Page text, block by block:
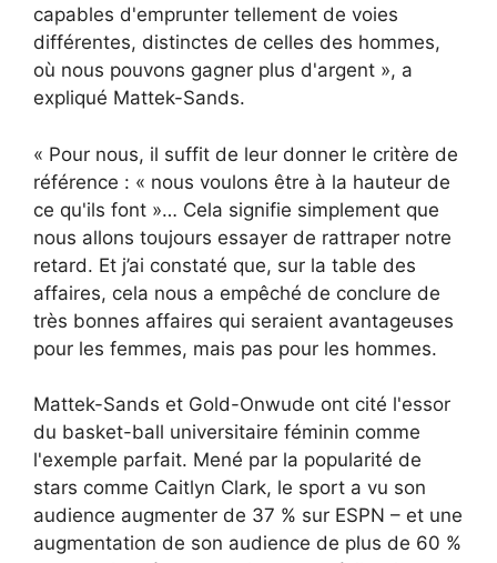
capables d'emprunter tellement de voies
différentes, distinctes de celles des hommes,
où nous pouvons gagner plus d'argent », a
expliqué Mattek-Sands.
« Pour nous, il suffit de leur donner le critère de
référence : « nous voulons être à la hauteur de
ce qu'ils font »… Cela signifie simplement que
nous allons toujours essayer de rattraper notre
retard. Et j’ai constaté que, sur la table des
affaires, cela nous a empêché de conclure de
très bonnes affaires qui seraient avantageuses
pour les femmes, mais pas pour les hommes.
Mattek-Sands et Gold-Onwude ont cité l'essor
du basket-ball universitaire féminin comme
l'exemple parfait. Mené par la popularité de
stars comme Caitlyn Clark, le sport a vu son
audience augmenter de 37 % sur ESPN – et une
augmentation de son audience de plus de 60 %